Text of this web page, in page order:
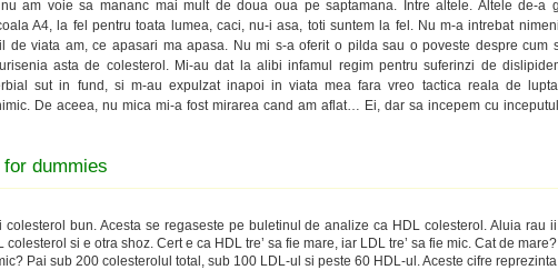
am voie sa mananc mai mult de doua oua pe saptamana. Intre altele. Altele de-a
A4, la fel pentru toata lumea, caci, nu-i asa, toti suntem la fel. Nu m-a intrebat
de viata am, ce apasari ma apasa. Nu mi s-a oferit o pilda sau o poveste despre cum
asta de colesterol. Mi-au dat la alibi infamul regim pentru suferinzi de
sut in fund, si m-au expulzat inapoi in viata mea fara vreo tactica reala de
De aceea, nu mica mi-a fost mirarea cand am aflat… Ei, dar sa incepem cu inceputul.
dummies
colesterol bun. Acesta se regaseste pe buletinul de analize ca HDL colesterol. Aluia rau ii
colesterol si e otra shoz. Cert e ca HDL tre’ sa fie mare, iar LDL tre’ sa fie mic. Cat de mare?
Pai sub 200 colesterolul total, sub 100 LDL-ul si peste 60 HDL-ul. Aceste cifre reprezinta